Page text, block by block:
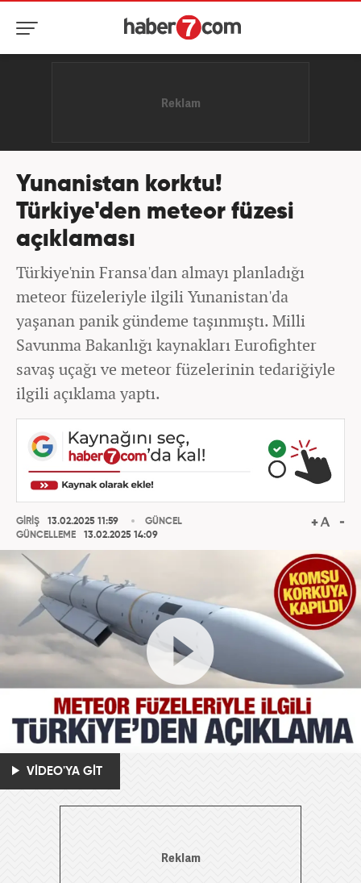
Yunanistan korktu!
Türkiye'den meteor füzesi
açıklaması
Türkiye'nin Fransa'dan almayı planladığı
meteor füzeleriyle ilgili Yunanistan'da
yaşanan panik gündeme taşınmıştı. Milli
Savunma Bakanlığı kaynakları Eurofighter
savaş uçağı ve meteor füzelerinin tedariğiyle
ilgili açıklama yaptı.
GİRİŞ
13.02.2025 11:59
GÜNCELLEME
13.02.2025 14:09
GÜNCEL
VİDEO'YA GİT